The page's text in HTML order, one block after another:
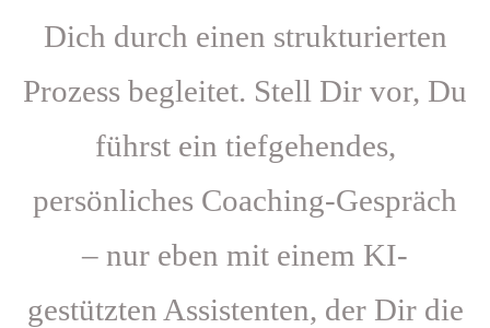
Dich durch einen strukturierten
Prozess begleitet. Stell Dir vor, Du
führst ein tiefgehendes,
persönliches Coaching-Gespräch
– nur eben mit einem KI-
gestützten Assistenten, der Dir die